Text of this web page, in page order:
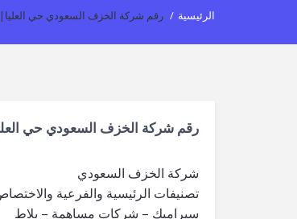
الرئيسية / رقم شركة الخزف السعودي حي
رقم شركة الخزف السعودي حي
شركة الخزف السعودي
تصنيفات الرئيسية والفرعية
سيراميك – شركات مساهمة – بلاط